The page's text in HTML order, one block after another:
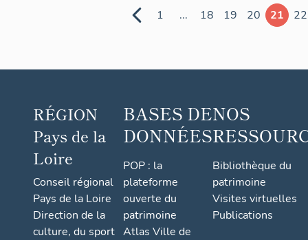
1 ... 18 19 20 21 22
RÉGION
Pays de la
Loire
Conseil régional
Pays de la Loire
Direction de la
culture, du sport
BASES DE
DONNÉES
POP : la
plateforme
ouverte du
patrimoine
Atlas Ville de
NOS
Bibliothèque du
patrimoine
Visites virtuelles
Publications